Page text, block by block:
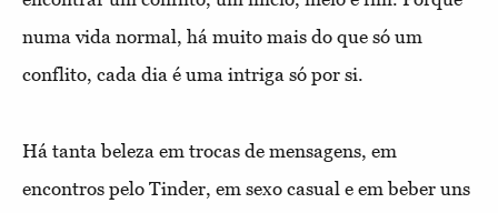
numa vida normal, há muito mais do que só um
conflito, cada dia é uma intriga só por si.
Há tanta beleza em trocas de mensagens, em
encontros pelo Tinder, em sexo casual e em beber uns